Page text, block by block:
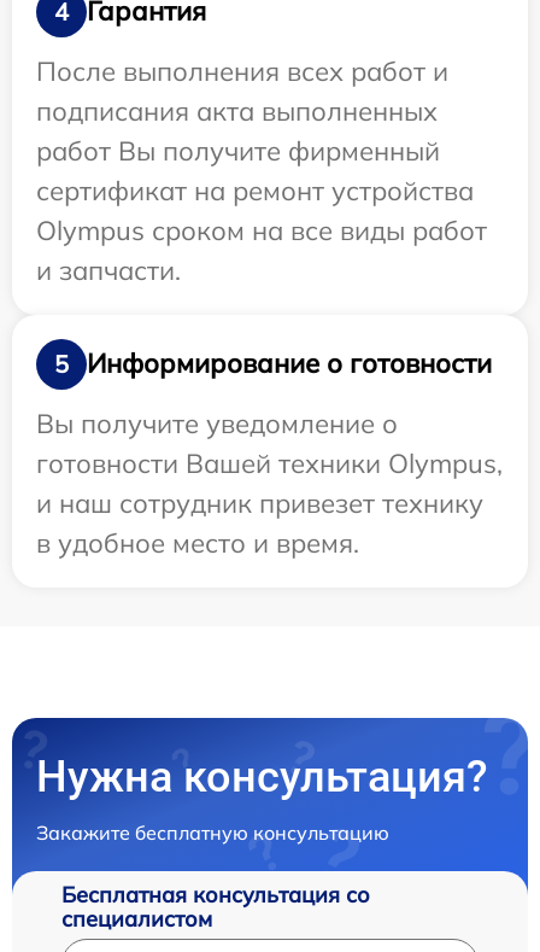
4
Гарантия
После выполнения всех работ и
подписания акта выполненных
работ Вы получите фирменный
сертификат на ремонт устройства
Olympus сроком на все виды работ
и запчасти.
5
Информирование о готовности
Вы получите уведомление о
готовности Вашей техники Olympus,
и наш сотрудник привезет технику
в удобное место и время.
Нужна консультация?
Закажите бесплатную консультацию
Бесплатная консультация со
специалистом